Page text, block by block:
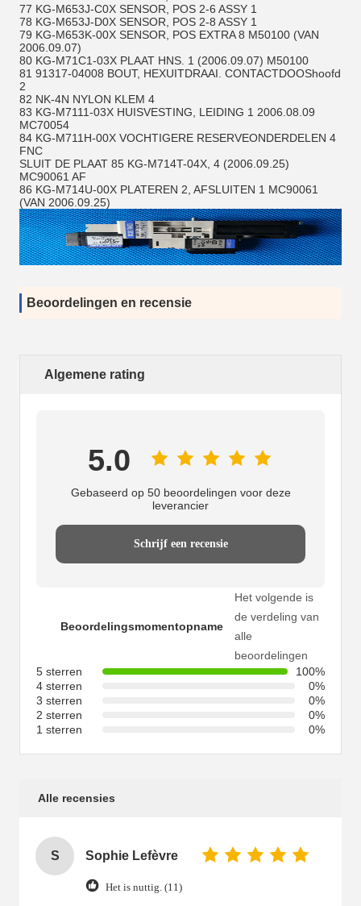
77 KG-M653J-C0X SENSOR, POS 2-6 ASSY 1
78 KG-M653J-D0X SENSOR, POS 2-8 ASSY 1
79 KG-M653K-00X SENSOR, POS EXTRA 8 M50100 (VAN
2006.09.07)
80 KG-M71C1-03X PLAAT HNS. 1 (2006.09.07) M50100
81 91317-04008 BOUT, HEXUITDRAAI. CONTACTDOOShoofd
2
82 NK-4N NYLON KLEM 4
83 KG-M7111-03X HUISVESTING, LEIDING 1 2006.08.09
MC70054
84 KG-M711H-00X VOCHTIGERE RESERVEONDERDELEN 4
FNC
SLUIT DE PLAAT 85 KG-M714T-04X, 4 (2006.09.25)
MC90061 AF
86 KG-M714U-00X PLATEREN 2, AFSLUITEN 1 MC90061
(VAN 2006.09.25)
Beoordelingen en recensie
Algemene rating
5.0
Gebaseerd op 50 beoordelingen voor deze
leverancier
Schrijf een recensie
Beoordelingsmomentopname
Het volgende is
de verdeling van
alle
beoordelingen
5 sterren
100%
4 sterren
0%
3 sterren
0%
2 sterren
0%
1 sterren
0%
Alle recensies
S Sophie Lefèvre
Het is nuttig. (11)